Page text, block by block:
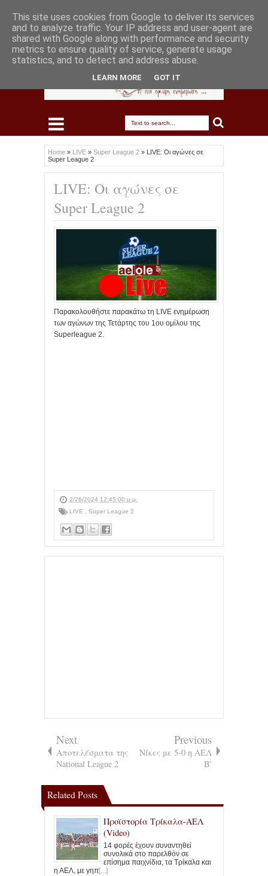
Home » LIVE » Super League 2 » LIVE: Οι αγώνες σε
Super League 2
LIVE: Οι αγώνες σε
Super League 2
Παρακολουθήστε παρακάτω τη LIVE ενημέρωση
των αγώνων της Τετάρτης του 1ου ομίλου της
Superleague 2.
2/26/2024 12:45:00 μ.μ.
LIVE , Super League 2
Next
Αποτελέσματα της
National League 2
Previous
Νίκες με 5-0 η ΑΕΛ
Β'
Related Posts
Προϊστορία Τρίκαλα-ΑΕΛ
(Video)
14 φορές έχουν συναντηθεί
συνολικά στο παρελθόν σε
επίσημα παιχνίδια, τα Τρίκαλα και
η ΑΕΛ, με γηπ[...]
This site uses cookies from Google to deliver its services
and to analyze traffic. Your IP address and user-agent are
shared with Google along with performance and security
metrics to ensure quality of service, generate usage
statistics, and to detect and address abuse.
LEARN MORE GOT IT